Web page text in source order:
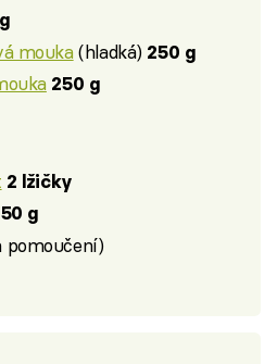
mouka(hladká) 250 g
250 g
2 lžičky
g